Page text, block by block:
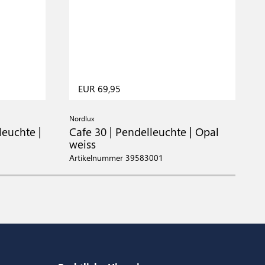
|
EUR 69,95
Nordlux
Cafe 30 | Pendelleuchte | Opal
weiss
Artikelnummer 39583001